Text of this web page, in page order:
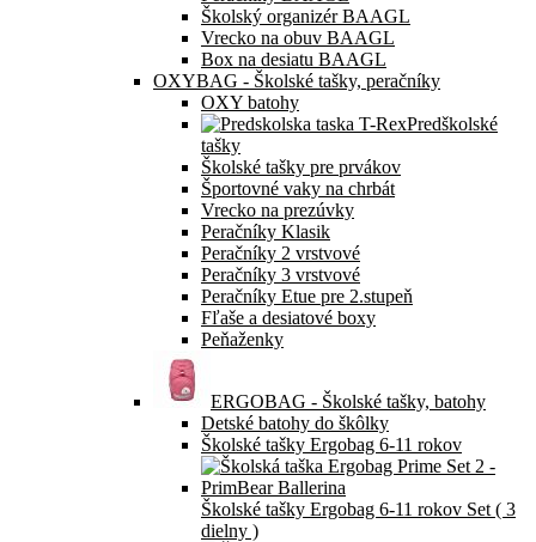
Školský organizér BAAGL
Vrecko na obuv BAAGL
Box na desiatu BAAGL
OXYBAG - Školské tašky, peračníky
OXY batohy
Predškolské
tašky
Školské tašky pre prvákov
Športovné vaky na chrbát
Vrecko na prezúvky
Peračníky Klasik
Peračníky 2 vrstvové
Peračníky 3 vrstvové
Peračníky Etue pre 2.stupeň
Fľaše a desiatové boxy
Peňaženky
ERGOBAG - Školské tašky, batohy
Detské batohy do škôlky
Školské tašky Ergobag 6-11 rokov
Školské tašky Ergobag 6-11 rokov Set ( 3
dielny )